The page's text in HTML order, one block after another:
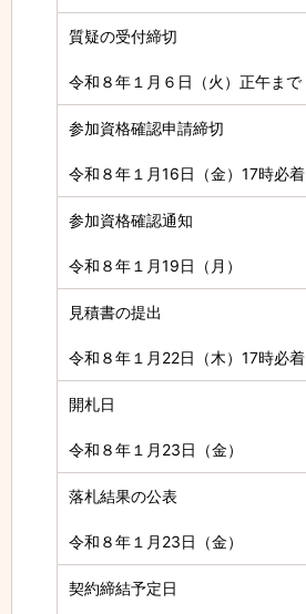
質疑の受付締切
令和８年１月６日（火）正午まで
参加資格確認申請締切
令和８年１月16日（金）17時必着
参加資格確認通知
令和８年１月19日（月）
見積書の提出
令和８年１月22日（木）17時必着
開札日
令和８年１月23日（金）
落札結果の公表
令和８年１月23日（金）
契約締結予定日